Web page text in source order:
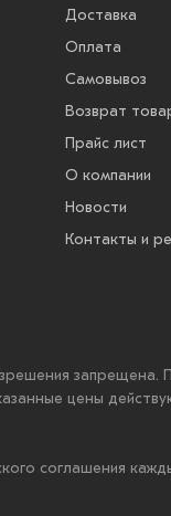
Доставка
Оплата
Самовывоз
Возврат
Прайс лист
О компании
Новости
Контакты и
запрещена.
цены
соглашения